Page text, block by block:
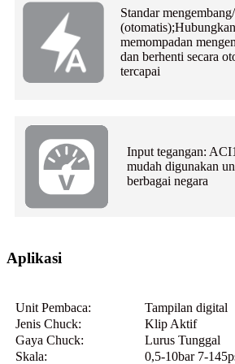
Standar
memompadan
dan berhenti secara
tercapai
Input tegangan:
mudah digunakan
berbagai negara
Aplikasi
Unit Pembaca:
Tampilan digital
Jenis Chuck:
Klip Aktif
Gaya Chuck:
Lurus Tunggal
Skala:
0,5-10bar 7-